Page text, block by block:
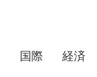
国際 経済